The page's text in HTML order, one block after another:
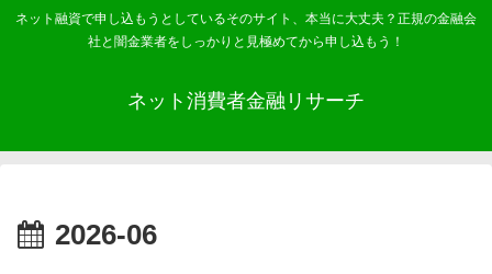
ネット融資で申し込もうとしているそのサイト、本当に大丈夫？正規の金融会
社と闇金業者をしっかりと見極めてから申し込もう！
ネット消費者金融リサーチ
2026-06